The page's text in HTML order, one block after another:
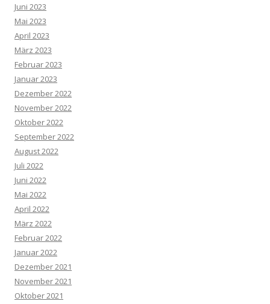
Juni 2023
Mai 2023
April 2023
März 2023
Februar 2023
Januar 2023
Dezember 2022
November 2022
Oktober 2022
September 2022
August 2022
Juli 2022
Juni 2022
Mai 2022
April 2022
März 2022
Februar 2022
Januar 2022
Dezember 2021
November 2021
Oktober 2021